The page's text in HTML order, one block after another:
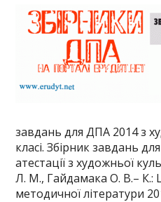
завдань для ДПА 2014 з
класі. Збірник завдань
атестації з художньої
Л. М., Гайдамака О. В.– К.:
методичної літератури